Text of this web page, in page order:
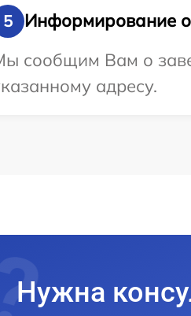
5
Информирование о
сообщим Вам о
адресу.
Нужна